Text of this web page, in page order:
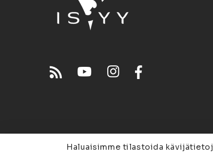
Haluaisimme tilastoida